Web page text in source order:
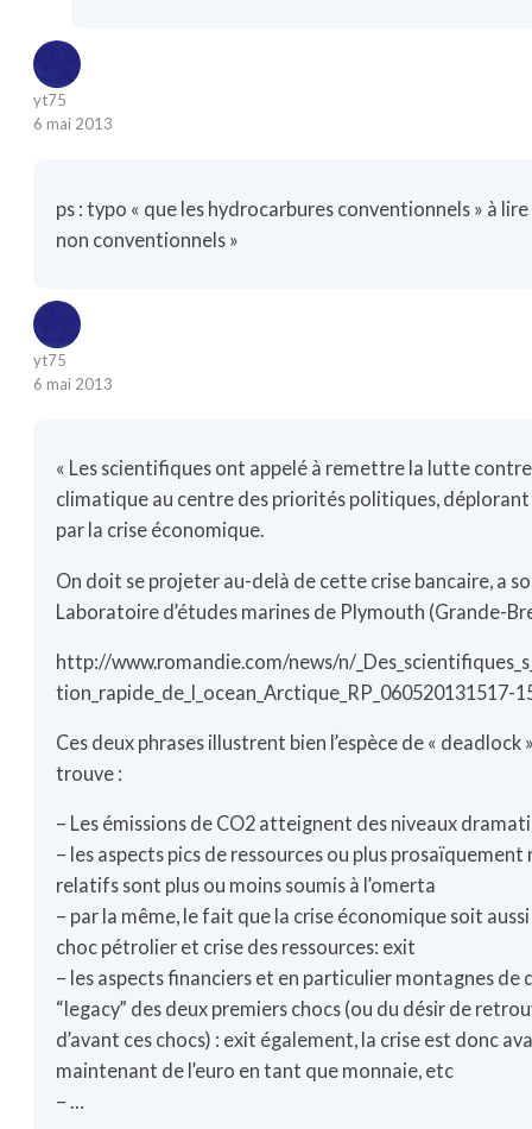
yt75
6 mai 2013
ps : typo « que les hydrocarbures conventionnels » à
non conventionnels »
yt75
6 mai 2013
« Les scientifiques ont appelé à remettre la lutte
climatique au centre des priorités politiques, déplorant
par la crise économique.
On doit se projeter au-delà de cette crise bancaire, a
Laboratoire d’études marines de Plymouth (Grande-
http://www.romandie.com/news/n/
tion_rapide_de_l_ocean_Arctique_RP_060520131517-
Ces deux phrases illustrent bien l’espèce de « deadlock
trouve :
– Les émissions de CO2 atteignent des niveaux
– les aspects pics de ressources ou plus
relatifs sont plus ou moins soumis à l’omerta
– par la même, le fait que la crise économique soit
choc pétrolier et crise des ressources: exit
– les aspects financiers et en particulier montagnes de
“legacy” des deux premiers chocs (ou du désir de
d’avant ces chocs) : exit également, la crise est donc
maintenant de l’euro en tant que monnaie, etc
– …